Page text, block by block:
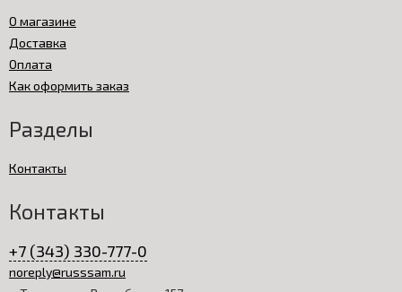
О магазине
Доставка
Оплата
Как оформить заказ
Разделы
Контакты
Контакты
+7 (343) 330-777-0
noreply@russsam.ru